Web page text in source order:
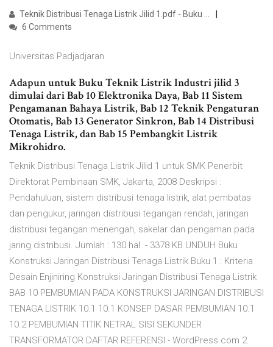
Teknik Distribusi Tenaga Listrik Jilid 1.pdf - Buku ...
6 Comments
Universitas Padjadjaran
Adapun untuk Buku Teknik Listrik Industri jilid 3
dimulai dari Bab 10 Elektronika Daya, Bab 11 Sistem
Pengamanan Bahaya Listrik, Bab 12 Teknik Pengaturan
Otomatis, Bab 13 Generator Sinkron, Bab 14 Distribusi
Tenaga Listrik, dan Bab 15 Pembangkit Listrik
Mikrohidro.
Teknik Distribusi Tenaga Listrik Jilid 1 untuk SMK Penerbit
Direktorat Pembinaan SMK, Jakarta, 2008 Deskripsi :
Pendahuluan, sistem distribusi tenaga listrik, alat pembatas
dan pengukur, jaringan distribusi tegangan rendah, jaringan
distribusi tegangan menengah, sakelar dan pengaman pada
jaring distribusi. Jumlah : 130 hal. - 3378 KB UNDUH Buku
Konstruksi Jaringan Distribusi Tenaga Listrik Buku 1 : Kriteria
Desain Enjiniring Konstruksi Jaringan Distribusi Tenaga Listrik
BAB 10 PEMBUMIAN PADA KONSTRUKSI JARINGAN DISTRIBUSI
TENAGA LISTRIK 10.1 10.1 KONSEP DASAR PEMBUMIAN 10.1
10.2 PEMBUMIAN TITIK NETRAL SISI SEKUNDER
TRANSFORMATOR DAFTAR REFERENSI - WordPress.com 2.